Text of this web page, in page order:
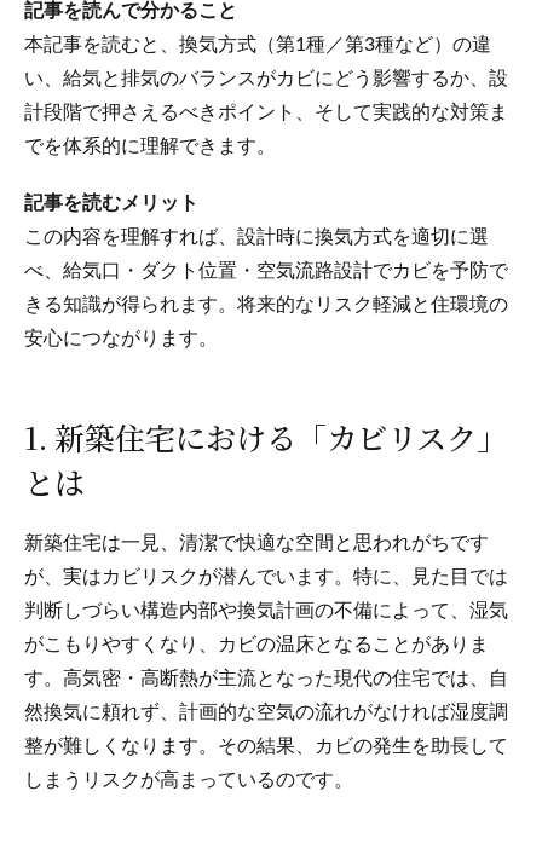
記事を読んで分かること
本記事を読むと、換気方式（第1種／第3種など）の違
い、給気と排気のバランスがカビにどう影響するか、設
計段階で押さえるべきポイント、そして実践的な対策ま
でを体系的に理解できます。
記事を読むメリット
この内容を理解すれば、設計時に換気方式を適切に選
べ、給気口・ダクト位置・空気流路設計でカビを予防で
きる知識が得られます。将来的なリスク軽減と住環境の
安心につながります。
1. 新築住宅における「カビリスク」
とは
新築住宅は一見、清潔で快適な空間と思われがちです
が、実はカビリスクが潜んでいます。特に、見た目では
判断しづらい構造内部や換気計画の不備によって、湿気
がこもりやすくなり、カビの温床となることがありま
す。高気密・高断熱が主流となった現代の住宅では、自
然換気に頼れず、計画的な空気の流れがなければ湿度調
整が難しくなります。その結果、カビの発生を助長して
しまうリスクが高まっているのです。